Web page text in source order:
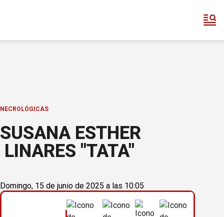
NECROLÓGICAS
SUSANA ESTHER
LINARES "TATA"
Domingo, 15 de junio de 2025 a las 10:05